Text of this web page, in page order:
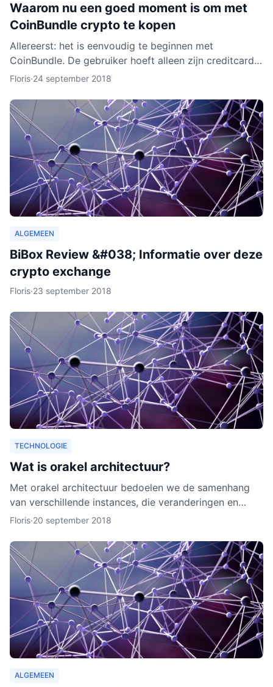
Waarom nu een goed moment is om met
CoinBundle crypto te kopen
Allereerst: het is eenvoudig te beginnen met
CoinBundle. De gebruiker hoeft alleen zijn creditcard
te gebruiken of bankinformatie op te geven, een paar
Floris·24 september 2018
ALGEMEEN
BiBox Review &#038; Informatie over deze
crypto exchange
Floris·23 september 2018
TECHNOLOGIE
Wat is orakel architectuur?
Met orakel architectuur bedoelen we de samenhang
van verschillende instances, die veranderingen en
activiteiten in het netwerk noteren. Een orakel is erg
Floris·20 september 2018
ALGEMEEN